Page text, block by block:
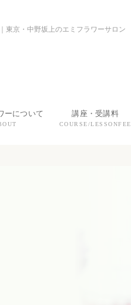
東京・中野坂上のエミフラワーサロン
ーについて 講座・受講料
COURSE/LESSONFEE